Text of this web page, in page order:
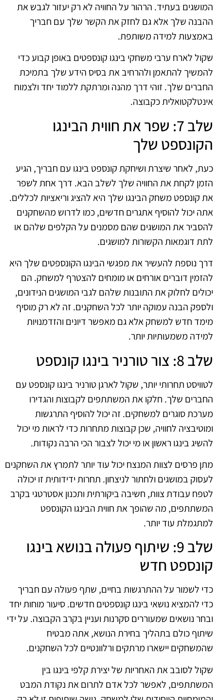
המושגים בעתיד. הרהור על החוויה לא רק יעזור לגבש את
ההבנה שלך אלא גם לחזק את הקשר שלך עם חבריך
באמצעות למידה משותפת.
שקול לארח ערבי משחקי בינגו קונספטים באופן קבוע כדי
להמשיך להתאמן ולהרחיב את בסיס הידע שלך בתמיכת
החברים שלך. זוהי דרך מהנה ומרתקת ללמוד יחד ולצמוח
אינטלקטואלית כקבוצה.
שלב 7: שפר את חווית הבינגו
הקונספט שלך
כעת, לאחר שיצרת ושיחקת קונספט בינגו עם חבריך, הגיע
הזמן לקחת את החוויה שלך לשלב הבא. דרך אחת לשפר
את קונספט משחק הבינגו שלך היא להציג וריאציות לכללים.
אתה יכול להוסיף אתגרים חדשים, כמו לדרוש מהשחקנים
להסביר את המושגים שהם מסמנים על הקלפים שלהם או
לתת דוגמאות הקשורות למושגים.
דרך נוספת להעשיר את מפגשי הבינגו הקונספטים שלך היא
להזמין דוברים אורחים או מומחים להצטרף למשחק. הם
יכולים לחלוק את התובנות שלהם לגבי המושגים הנידונים,
ולספק הבנה עמוקה יותר לכל השחקנים. זה לא רק מוסיף
מימד חדש למשחק אלא גם מאפשר דיונים והזדמנויות
למידה משמעותיות יותר.
שלב 8: צור טורניר בינגו קונספט
לטוויסט תחרותי יותר, שקול לארגן טורניר בינגו קונספט עם
החברים שלך. חלקו את המשתתפים לקבוצות והגדירו
מערכת סוגרים למשחקים. זה יכול להוסיף התרגשות
ומוטיבציה לחוויה, שכן קבוצות מתחרות כדי לראות מי יכול
להשיג בינגו ראשון או מי יכול לצבור הכי הרבה נקודות.
מתן פרסים לצוות המנצח יכול עוד יותר לתמרץ את השחקנים
לעסוק במושגים ולחתור לניצחון. תחרות ידידותית זו יכולה
לטפח עבודת צוות, חשיבה ביקורתית ותכנון אסטרטגי בקרב
המשתתפים, מה שהופך את חווית הבינגו הקונספט
למתגמלת עוד יותר.
שלב 9: שיתוף פעולה בנושא בינגו
קונספט חדש
כדי לשמור על ההתרגשות בחיים, שתף פעולה עם חבריך
כדי להמציא נושאי בינגו קונספטים חדשים. סיעור מוחות יחד
ובחר נושאים שמעוררים סקרנות ועניין בקרב הקבוצה. על ידי
שיתוף כולם בתהליך בחירת הנושא, אתה מבטיח
שהמשחקים יישארו מרתקים ורלוונטיים לכל השחקנים.
שקול לסובב את האחריות של יצירת קלפי בינגו בין
המשתתפים, לאפשר לכל אדם לתרום את נקודת המבט